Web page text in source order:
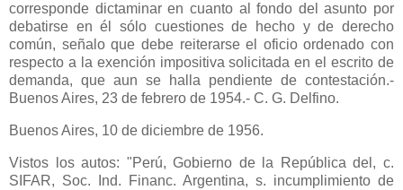
corresponde dictaminar en cuanto al fondo del asunto por
debatirse en él sólo cuestiones de hecho y de derecho
común, señalo que debe reiterarse el oficio ordenado con
respecto a la exención impositiva solicitada en el escrito de
demanda, que aun se halla pendiente de contestación.-
Buenos Aires, 23 de febrero de 1954.- C. G. Delfino.
Buenos Aires, 10 de diciembre de 1956.
Vistos los autos: "Perú, Gobierno de la República del, c.
SIFAR, Soc. Ind. Financ. Argentina, s. incumplimiento de